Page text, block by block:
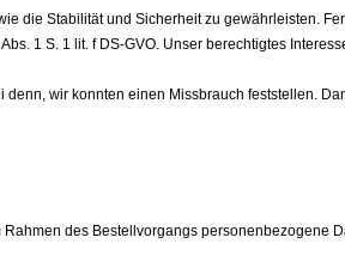
die Stabilität und Sicherheit zu gewährleisten.
1 S. 1 lit. f DS-GVO. Unser berechtigtes
wir konnten einen Missbrauch feststellen.
des Bestellvorgangs personenbezogene